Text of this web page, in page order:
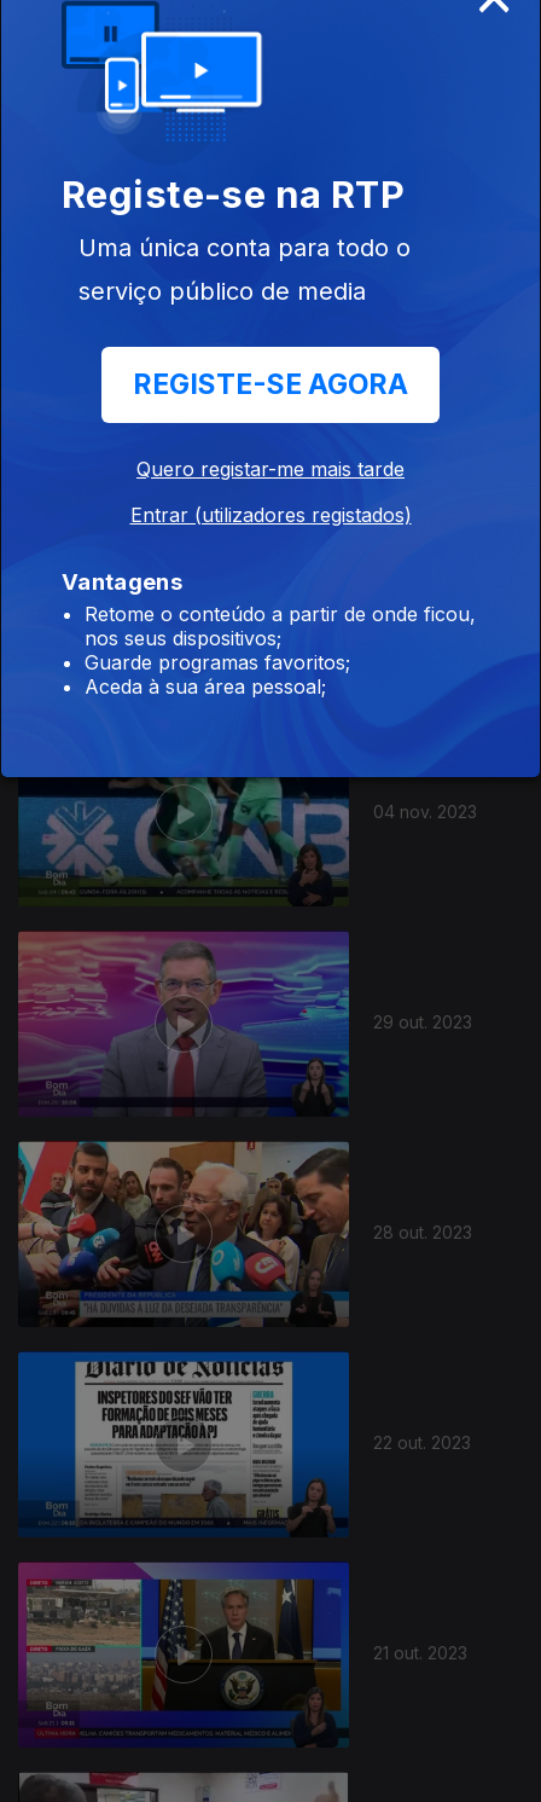
12 nov. 2023
11 nov. 2023
04 nov. 2023
29 out. 2023
28 out. 2023
22 out. 2023
21 out. 2023
721532
Registe-se na RTP
Uma única conta para todo o
serviço público de media
REGISTE-SE AGORA
Quero registar-me mais tarde
Entrar (utilizadores registados)
Vantagens
Retome o conteúdo a partir de onde ficou,
nos seus dispositivos;
Guarde programas favoritos;
Aceda à sua área pessoal;